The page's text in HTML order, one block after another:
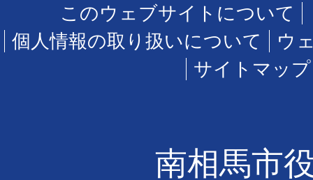
このウェブサイトについて
個人情報の取り扱いについて
ウ
サイトマップ
南相馬市